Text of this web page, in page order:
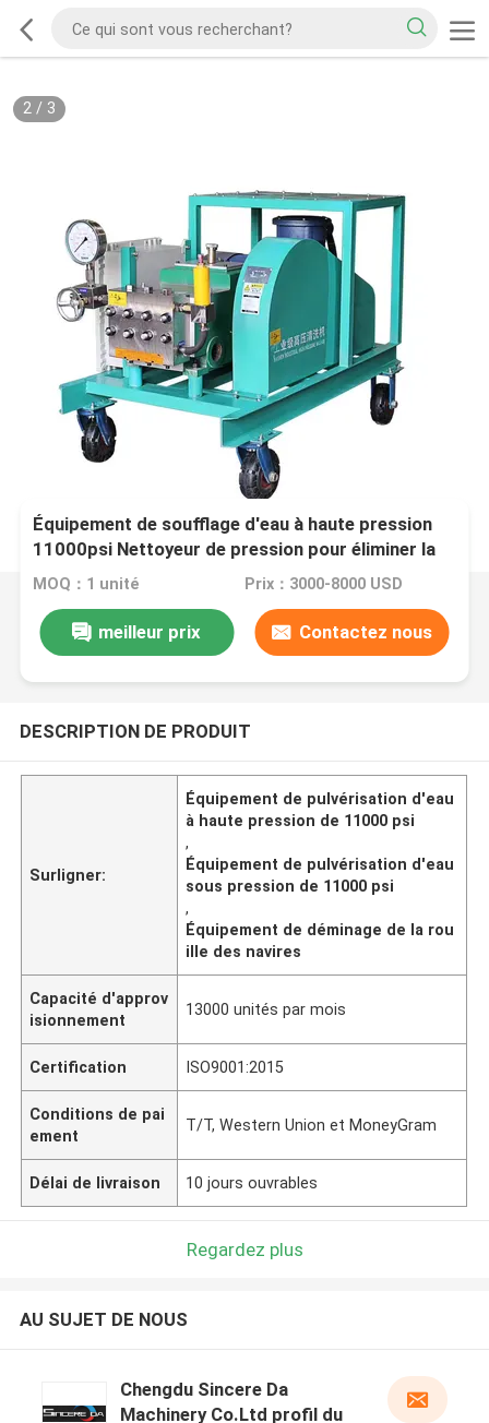
2/ 3
Équipement de soufflage d'eau à haute pression
11000psi Nettoyeur de pression pour éliminer la
rouille des navires
MOQ：1 unité Prix：3000-8000 USD
meilleur prix Contactez nous
DESCRIPTION DE PRODUIT
Surligner:
Équipement de pulvérisation d'eau
à haute pression de 11000 psi
,
Équipement de pulvérisation d'eau
sous pression de 11000 psi
,
Équipement de déminage de la rou
ille des navires
Capacité d'approv
isionnement
13000 unités par mois
Certification ISO9001:2015
Conditions de pai
ement
T/T, Western Union et MoneyGram
Délai de livraison 10 jours ouvrables
Regardez plus
AU SUJET DE NOUS
Chengdu Sincere Da
Machinery Co.Ltd profil du